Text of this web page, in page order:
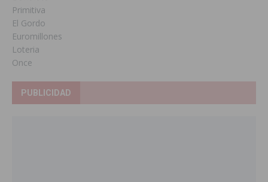
Primitiva
El Gordo
Euromillones
Loteria
Once
PUBLICIDAD